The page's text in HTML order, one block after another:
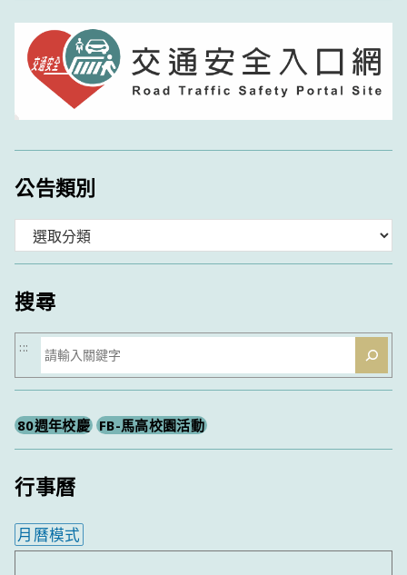
公告類別
類
搜尋
搜
尋
:::
80週年校慶 FB-馬高校園活動
行事曆
月曆模式